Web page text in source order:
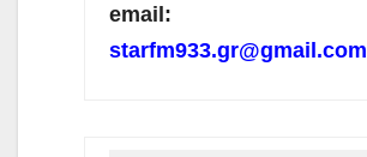
email:
starfm933.gr@gmail.com